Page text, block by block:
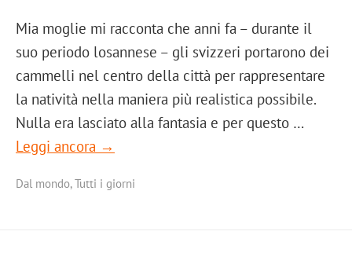
Mia moglie mi racconta che anni fa – durante il
suo periodo losannese – gli svizzeri portarono dei
cammelli nel centro della città per rappresentare
la natività nella maniera più realistica possibile.
Nulla era lasciato alla fantasia e per questo …
Leggi ancora →
Dal mondo,Tutti i giorni